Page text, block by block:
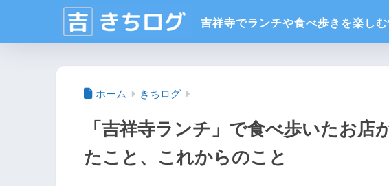
ホーム きちログ
「吉祥寺ランチ」で食べ歩いたお店
たこと、これからのこと